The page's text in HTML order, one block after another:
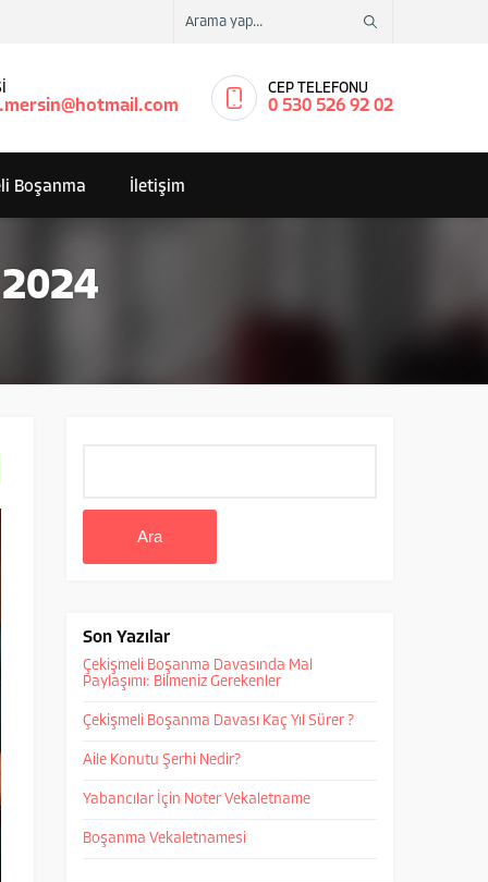
CEP TELEFONU
0 530 526 92 02
Boşanma İletişim
Son Yazılar
Çekişmeli Boşanma Davasında Mal
Paylaşımı: Bilmeniz Gerekenler
Çekişmeli Boşanma Davası Kaç Yıl Sürer ?
Aile Konutu Şerhi Nedir?
Yabancılar İçin Noter Vekaletname
Boşanma Vekaletnamesi